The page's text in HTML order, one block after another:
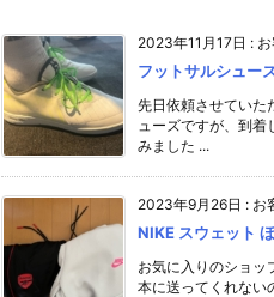
2023年11月17日 :
フットサルシュー
先日依頼させていた
ューズですが、到着
みました ...
2023年9月26日 : お
NIKE スウェット
お気に入りのショッ
本に送ってくれない